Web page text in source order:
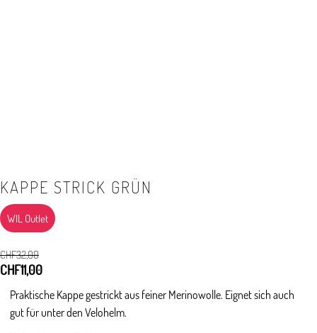
KAPPE STRICK GRÜN
WIL Outlet
CHF32,00
Ursprünglicher
war:
CHF32,00
CHF11,00Aktueller
ist:
CHF11,00.
Praktische Kappe gestrickt aus feiner Merinowolle. Eignet sich auch
gut für unter den Velohelm.